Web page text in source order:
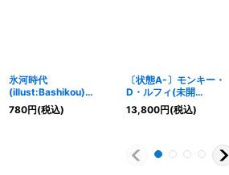
氷河時代
(illust:Bashikou)
【UC】{OP02-117}
780円(税込)
〔状態A-〕モンキー・
D・ルフィ(未開
封/CS/illust:Nijihayashi
)【P】{P-001}
13,800円(税込)